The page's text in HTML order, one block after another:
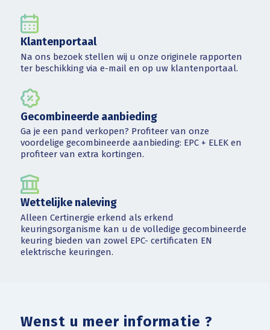
Klantenportaal
Na ons bezoek stellen wij u onze originele rapporten
ter beschikking via e-mail en op uw klantenportaal.
Gecombineerde aanbieding
Ga je een pand verkopen? Profiteer van onze
voordelige gecombineerde aanbieding: EPC + ELEK en
profiteer van extra kortingen.
Wettelijke naleving
Alleen Certinergie erkend als erkend
keuringsorganisme kan u de volledige gecombineerde
keuring bieden van zowel EPC- certificaten EN
elektrische keuringen.
Wenst u meer informatie ?